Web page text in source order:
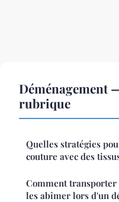
Déménagement
rubrique
Quelles stratégies
couture avec des
Comment transporter
les abîmer lors d'un